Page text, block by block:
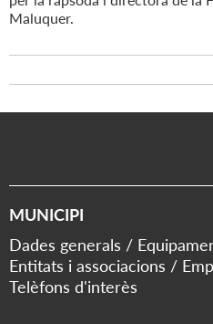
Maluquer.
MUNICIPI
Dades generals
Entitats i associacions
Telèfons d'interès